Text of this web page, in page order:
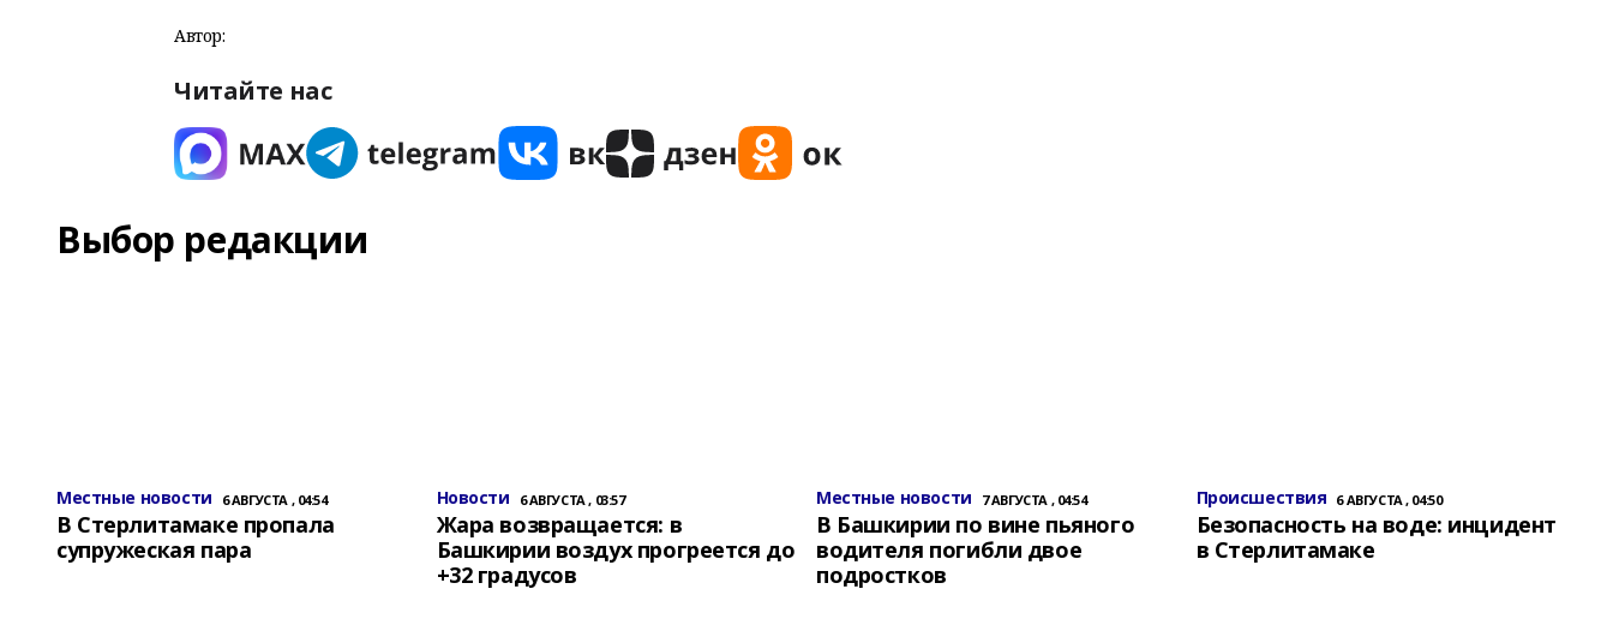
Автор:
Читайте нас
Выбор редакции
Местные новости 6 АВГУСТА , 04:54
В Стерлитамаке пропала
супружеская пара
Новости 6 АВГУСТА , 03:57
Жара возвращается: в
Башкирии воздух прогреется до
+32 градусов
Местные новости 7 АВГУСТА , 04:54
В Башкирии по вине пьяного
водителя погибли двое
подростков
Происшествия 6 АВГУСТА , 04:50
Безопасность на воде: инцидент
в Стерлитамаке